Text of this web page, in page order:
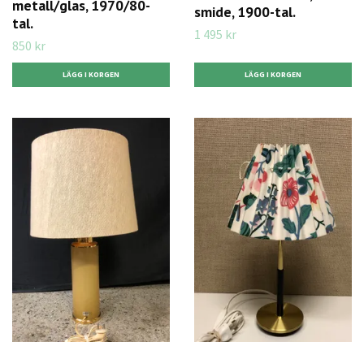
metall/glas, 1970/80-
tal.
850 kr
smide, 1900-tal.
1 495 kr